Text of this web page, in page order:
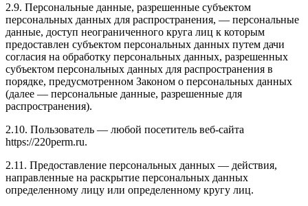
2.9. Персональные данные, разрешенные субъектом
персональных данных для распространения, — персональные
данные, доступ неограниченного круга лиц к которым
предоставлен субъектом персональных данных путем дачи
согласия на обработку персональных данных, разрешенных
субъектом персональных данных для распространения в
порядке, предусмотренном Законом о персональных данных
(далее — персональные данные, разрешенные для
распространения).
2.10. Пользователь — любой посетитель веб-сайта
https://220perm.ru.
2.11. Предоставление персональных данных — действия,
направленные на раскрытие персональных данных
определенному лицу или определенному кругу лиц.